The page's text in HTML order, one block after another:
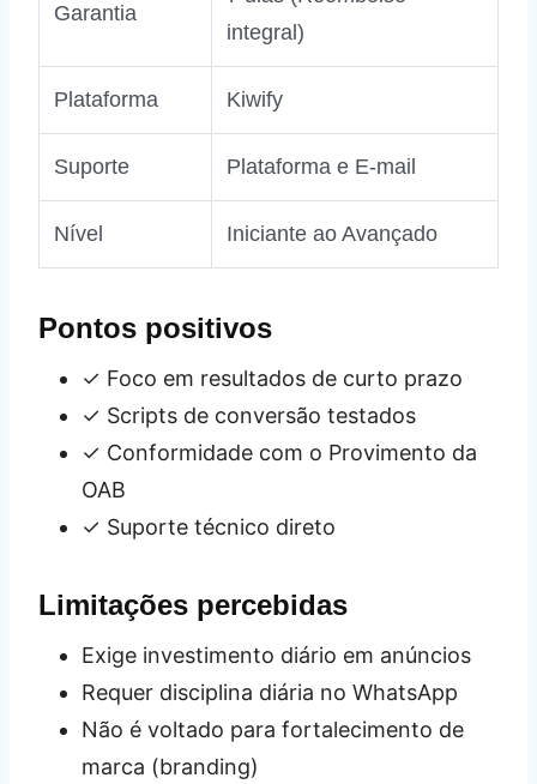
Garantia
integral)
Plataforma Kiwify
Suporte Plataforma e E-mail
Nível Iniciante ao Avançado
Pontos positivos
✓ Foco em resultados de curto prazo
✓ Scripts de conversão testados
✓ Conformidade com o Provimento da
OAB
✓ Suporte técnico direto
Limitações percebidas
Exige investimento diário em anúncios
Requer disciplina diária no WhatsApp
Não é voltado para fortalecimento de
marca (branding)